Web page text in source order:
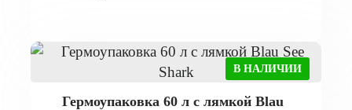
В НАЛИЧИИ
Гермоупаковка 60 л с лямкой Blau